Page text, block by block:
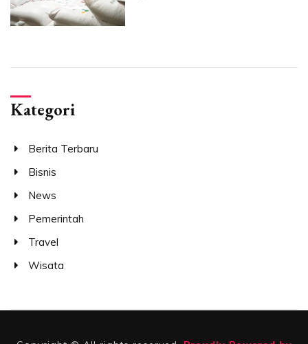
Kategori
Berita Terbaru
Bisnis
News
Pemerintah
Travel
Wisata